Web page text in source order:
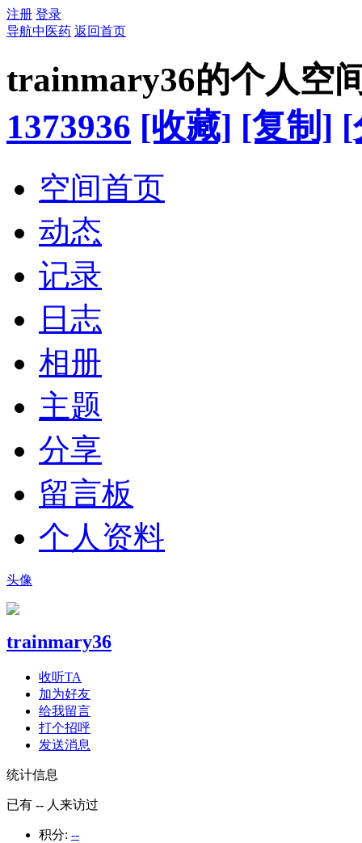
注册 登录
导航中医药 返回首页
trainmary36的个人空
1373936 [收藏] [复制] [
空间首页
动态
记录
日志
相册
主题
分享
留言板
个人资料
头像
trainmary36
收听TA
加为好友
给我留言
打个招呼
发送消息
统计信息
已有 -- 人来访过
积分: --